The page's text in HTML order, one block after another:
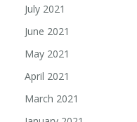
July 2021
June 2021
May 2021
April 2021
March 2021